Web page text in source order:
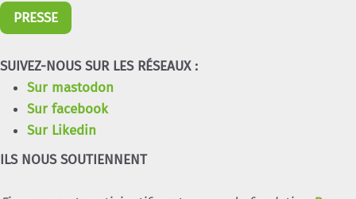
PRESSE
SUIVEZ-NOUS SUR LES RÉSEAUX :
Sur mastodon
Sur facebook
Sur Likedin
ILS NOUS SOUTIENNENT